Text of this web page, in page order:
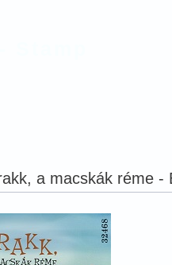
a macskák réme -